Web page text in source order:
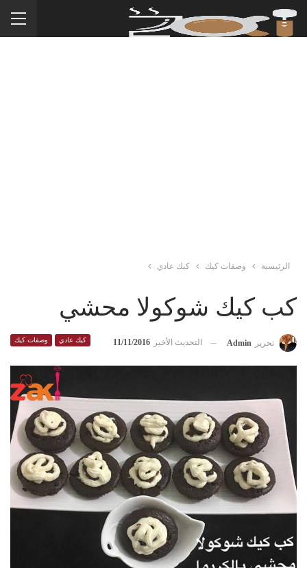
الرئيسية وصفات كيك كيك عادي
كب كيك شوكولا محشي
كيك عادي وصفات كيك تحرير Admin التحديث الأخير 11/11/2016